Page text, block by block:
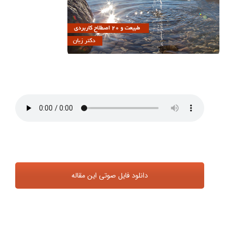
دانلود فایل صوتی این مقاله